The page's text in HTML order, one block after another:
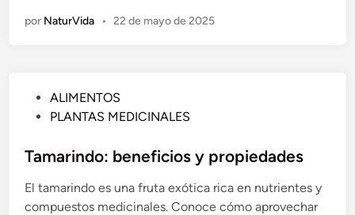
e
por NaturVida • 22 de mayo de 2025
l
c
a
ALIMENTOS
PLANTAS MEDICINALES
Tamarindo: beneficios y propiedades
El tamarindo es una fruta exótica rica en nutrientes y
compuestos medicinales. Conoce cómo aprovechar